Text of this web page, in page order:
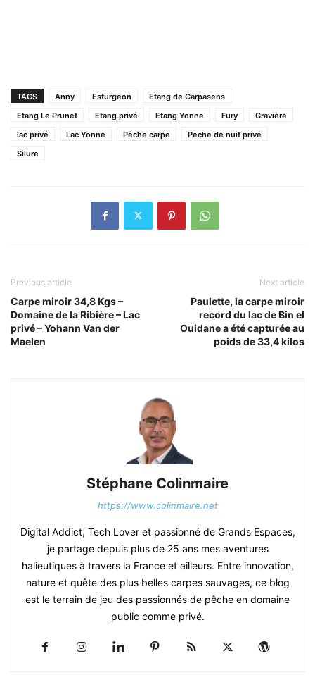
TAGS Anny Esturgeon
Etang de Carpasens
Etang Le Prunet
Etang privé Etang Yonne Fury
Gravière
lac privé
Lac Yonne Pêche carpe
Peche de nuit privé
Silure
Previous article
Carpe miroir 34,8 Kgs –
Domaine de la Ribière – Lac
privé – Yohann Van der
Maelen
Next article
Paulette, la carpe miroir
record du lac de Bin el
Ouidane a été capturée au
poids de 33,4 kilos
Stéphane Colinmaire
https://www.colinmaire.net
Digital Addict, Tech Lover et passionné de Grands Espaces,
je partage depuis plus de 25 ans mes aventures
halieutiques à travers la France et ailleurs. Entre innovation,
nature et quête des plus belles carpes sauvages, ce blog
est le terrain de jeu des passionnés de pêche en domaine
public comme privé.